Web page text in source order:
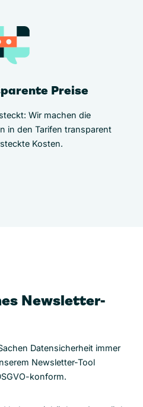
Preise
Wir machen die
in den Tarifen transparent
Kosten.
Newsletter-
Datensicherheit immer
Newsletter-Tool
konform.